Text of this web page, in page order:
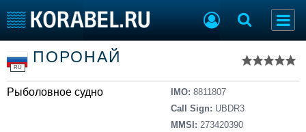
Тип судна
Добавить судно
Добавить проект
Последние 100
Торговая площадка
RU
ПОРОНАЙ
Рыболовное судно IMO: 8811807
Call Sign: UBDR3
MMSI: 273420390